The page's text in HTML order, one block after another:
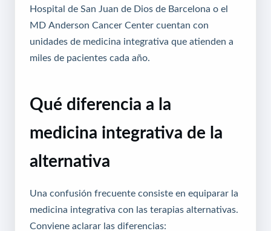
Hospital de San Juan de Dios de Barcelona o el
MD Anderson Cancer Center cuentan con
unidades de medicina integrativa que atienden a
miles de pacientes cada año.
Qué diferencia a la
medicina integrativa de la
alternativa
Una confusión frecuente consiste en equiparar la
medicina integrativa con las terapias alternativas.
Conviene aclarar las diferencias: